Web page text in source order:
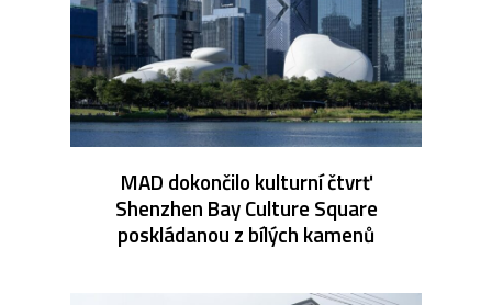
MAD dokončilo kulturní čtvrť
Shenzhen Bay Culture Square
poskládanou z bílých kamenů